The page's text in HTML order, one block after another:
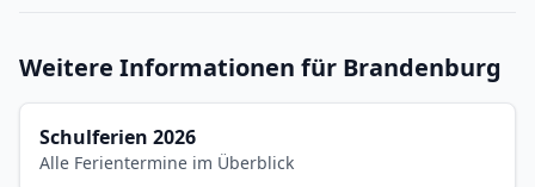
Weitere Informationen für Brandenburg
Schulferien 2026
Alle Ferientermine im Überblick